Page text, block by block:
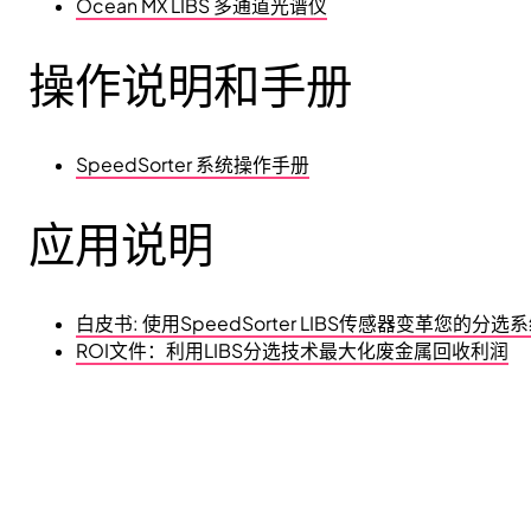
Ocean MX LIBS 多通道光谱仪
操作说明和手册
SpeedSorter 系统操作手册
应用说明
白皮书: 使用SpeedSorter LIBS传感器变革您的分选
ROI文件：利用LIBS分选技术最大化废金属回收利润